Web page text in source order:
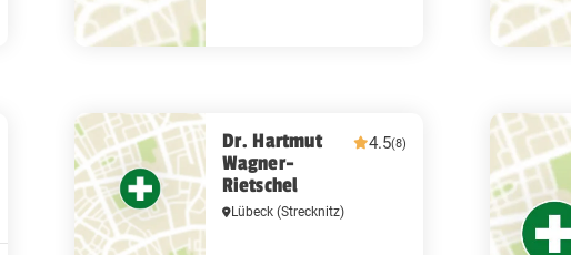
Dr. Hartmut
Wagner-
Rietschel
4.5(8)
Lübeck (Strecknitz)